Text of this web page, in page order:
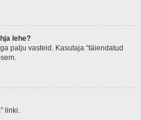
lehe?
palju vasteid. Kasutaja “täiendatud
linki.